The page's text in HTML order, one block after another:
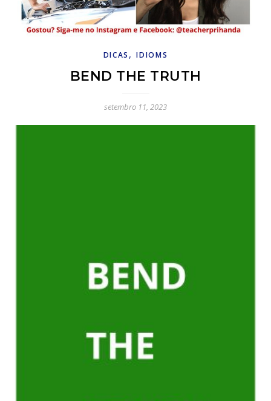
DICAS ,IDIOMS
BEND THE TRUTH
setembro 11, 2023